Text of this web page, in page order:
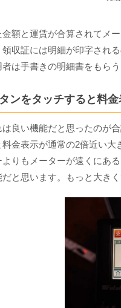
金額と運賃が合算されてメ
領収証には明細が印字され
者は手書きの明細書をもら
ンをタッチすると料
は良い機能だと思ったのが
料金表示が通常の2倍近い
よりもメーターが遠くにあ
だと思います。もっと大き